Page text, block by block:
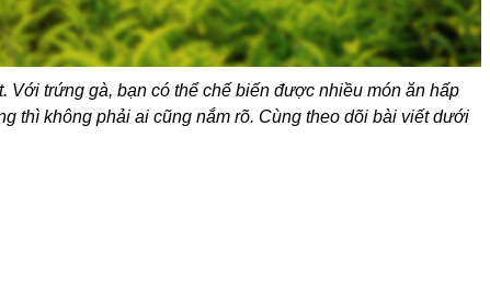
trứng gà, bạn có thể chế biến được nhiều món ăn hấp
thì không phải ai cũng nắm rõ. Cùng theo dõi bài viết dưới